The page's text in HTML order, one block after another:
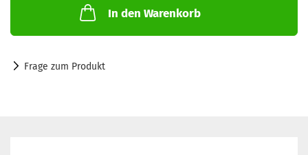
In den Warenkorb
Frage zum Produkt